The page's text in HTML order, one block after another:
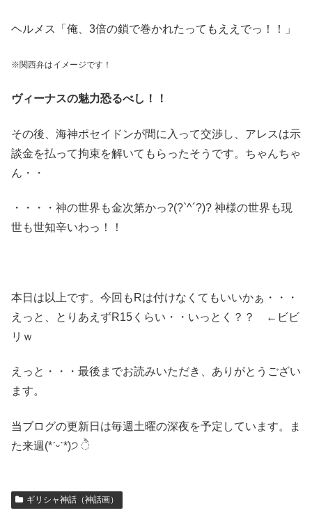
ヘルメス「俺、3倍の鎖で巻かれたってもええでっ！！」
※関西弁はイメージです！
ヴィーナスの魅力恐るべし！！
その後、海神ポセイドンが間に入って交渉し、アレスは示
談金を払って拘束を解いてもらったそうです。ちゃんちゃ
ん・・
・・・・神の世界も金次第かっ?(?`^´?)? 神様の世界も現
世も世知辛いわっ！！
本日は以上です。今回もRは付けなくてもいいかぁ・・・
えっと、とりあえずR15くらい・・いっとく？？ ←ビビ
リｗ
えっと・・・最後までお読みいただき、ありがとうござい
ます。
当ブログの更新日は毎週土曜の深夜を予定しています。ま
た来週(*ˊᵕˋ*)੭ ੈ
ギリシャ神話（神話画）